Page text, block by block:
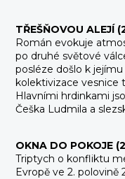
TŘEŠŇOVOU ALEJÍ
Román evokuje
po druhé světové
posléze došlo k
kolektivizace vesnice
Hlavními hrdinkami
Češka Ludmila a
OKNA DO POKOJE
Triptych o konfliktu
Evropě ve 2. polovině